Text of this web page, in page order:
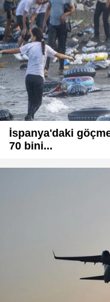
İspanya'daki
70 bini...